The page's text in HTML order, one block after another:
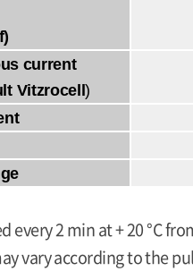
current
Vitzrocell)
every 2 min at + 20 °C
vary according to the